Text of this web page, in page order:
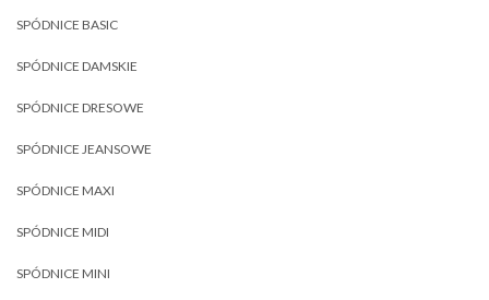
SPÓDNICE BASIC
SPÓDNICE DAMSKIE
SPÓDNICE DRESOWE
SPÓDNICE JEANSOWE
SPÓDNICE MAXI
SPÓDNICE MIDI
SPÓDNICE MINI